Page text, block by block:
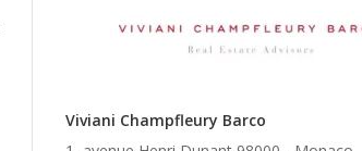
Viviani Champfleury Barco